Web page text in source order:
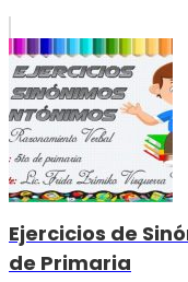
Ejercicios de
de Primaria